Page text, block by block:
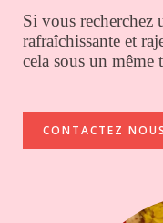
Si vous recherchez
rafraîchissante et
cela sous un même
CONTACTEZ NOUS